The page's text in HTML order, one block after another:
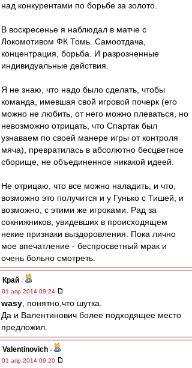
над конкурентами по борьбе за золото.
В воскресенье я наблюдал в матче с
Локомотивом ФК Томь. Самоотдача,
концентрация, борьба. И разрозненные
индивидуальные действия.
Я не знаю, что надо было сделать, чтобы
команда, имевшая свой игровой почерк (его
можно не любить, от него можно плеваться, но
невозможно отрицать, что Спартак был
узнаваем по своей манере игры от контроля
мяча), превратилась в абсолютно бесцветное
сборище, не объединенное никакой идеей.
Не отрицаю, что все можно наладить, и что,
возможно это получится и у Гунько с Тишей, и
возможно, с этими же игроками. Рад за
сокнижников, увидевших в происходящем
некие признаки выздоровления. Пока лично
мое впечатление - беспросветный мрак и
очень больно смотреть.
Край -
01 апр 2014 09:24
wasy , понятно,что шутка.
Да и Валентинович более подходящее место
предложил.
Valentinovich -
01 апр 2014 09:20